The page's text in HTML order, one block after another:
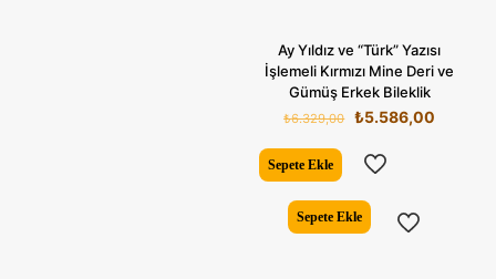
Ay Yıldız ve “Türk” Yazısı
İşlemeli Kırmızı Mine Deri ve
Gümüş Erkek Bileklik
₺6.329,00
Orijinal
₺6.329,00.
₺5.586,00
Sepete Ekle
Sepete Ekle